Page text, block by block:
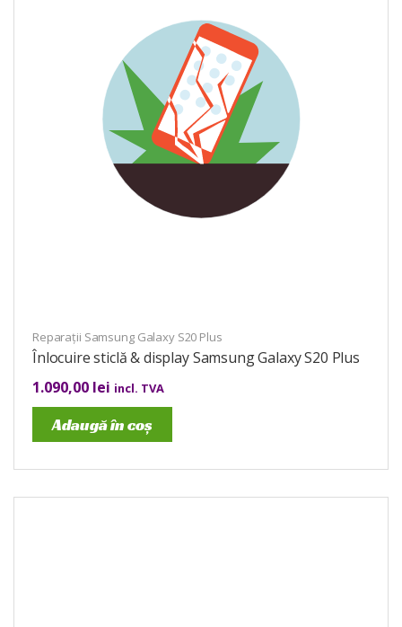
Reparații Samsung Galaxy S20 Plus
Înlocuire sticlă & display Samsung Galaxy S20 Plus
1.090,00 lei incl. TVA
Adaugă în coș